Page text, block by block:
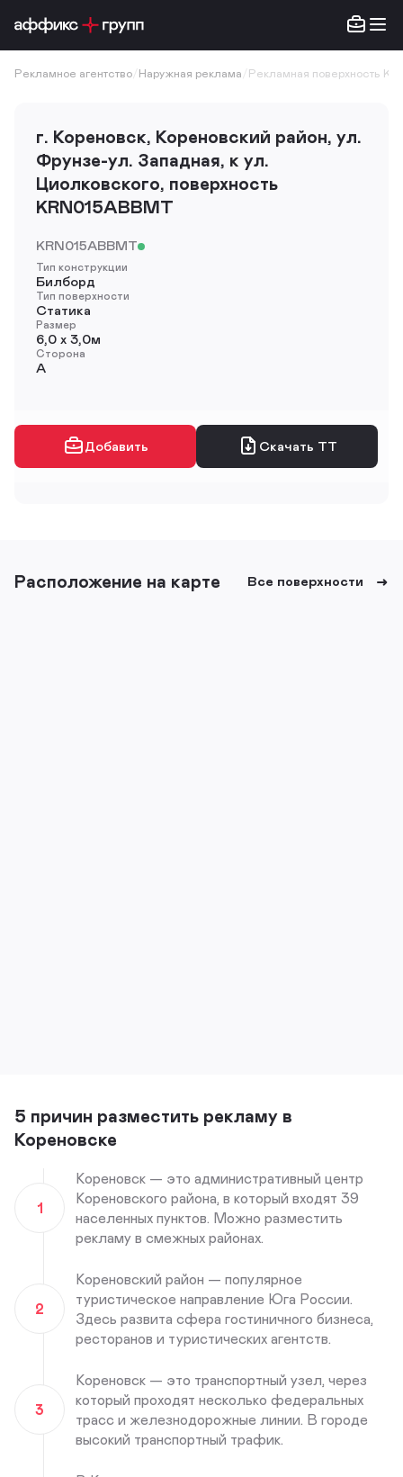
Рекламное агентство Наружная реклама Рекламная поверхность
г. Кореновск, Кореновский район, ул.
Фрунзе-ул. Западная, к ул.
Циолковского, поверхность
KRN015ABBMT
KRN015ABBMT
Тип конструкции
Билборд
Тип поверхности
Статика
Размер
6,0 х 3,0м
Сторона
A
Добавить Скачать ТТ
Расположение на карте Все поверхности
5 причин разместить рекламу в
Кореновске
1
Кореновск — это административный центр
Кореновского района, в который входят 39
населенных пунктов. Можно разместить
рекламу в смежных районах.
2
Кореновский район — популярное
туристическое направление Юга России.
Здесь развита сфера гостиничного бизнеса,
ресторанов и туристических агентств.
3
Кореновск — это транспортный узел, через
который проходят несколько федеральных
трасс и железнодорожные линии. В городе
высокий транспортный трафик.